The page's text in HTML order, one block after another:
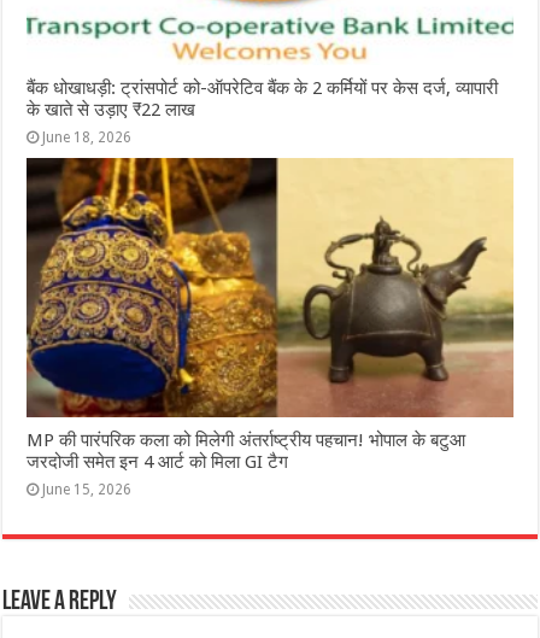
बैंक धोखाधड़ी: ट्रांसपोर्ट को-ऑपरेटिव बैंक के 2 कर्मियों पर केस दर्ज, व्यापारी
के खाते से उड़ाए ₹22 लाख
June 18, 2026
MP की पारंपरिक कला को मिलेगी अंतर्राष्ट्रीय पहचान! भोपाल के बटुआ
जरदोजी समेत इन 4 आर्ट को मिला GI टैग
June 15, 2026
Leave a Reply